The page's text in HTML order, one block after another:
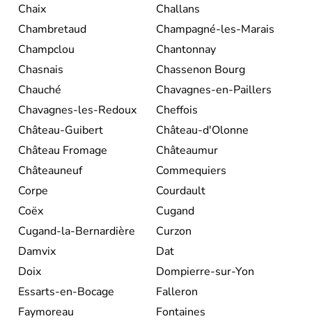
Chaix
Challans
Chambretaud
Champagné-les-Marais
Champclou
Chantonnay
Chasnais
Chassenon Bourg
Chauché
Chavagnes-en-Paillers
Chavagnes-les-Redoux
Cheffois
Château-Guibert
Château-d'Olonne
Château Fromage
Châteaumur
Châteauneuf
Commequiers
Corpe
Courdault
Coëx
Cugand
Cugand-la-Bernardière
Curzon
Damvix
Dat
Doix
Dompierre-sur-Yon
Essarts-en-Bocage
Falleron
Faymoreau
Fontaines